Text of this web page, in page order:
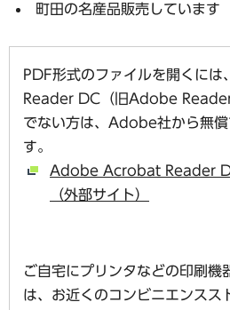
町田の名産品販売しています
PDF形式のファイルを開くに
Reader DC（旧Adobe
でない方は、Adobe社から無
す。
Adobe Acrobat Reader
（外部サイト）
ご自宅にプリンタなどの印刷機
は、お近くのコンビニエンスス